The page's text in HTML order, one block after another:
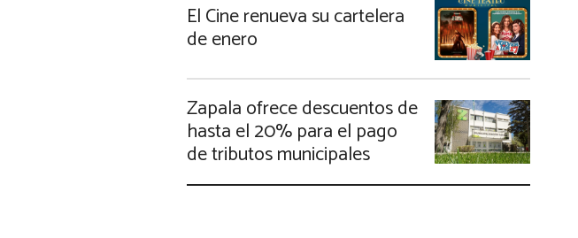
El Cine renueva su cartelera
de enero
Zapala ofrece descuentos de
hasta el 20% para el pago
de tributos municipales